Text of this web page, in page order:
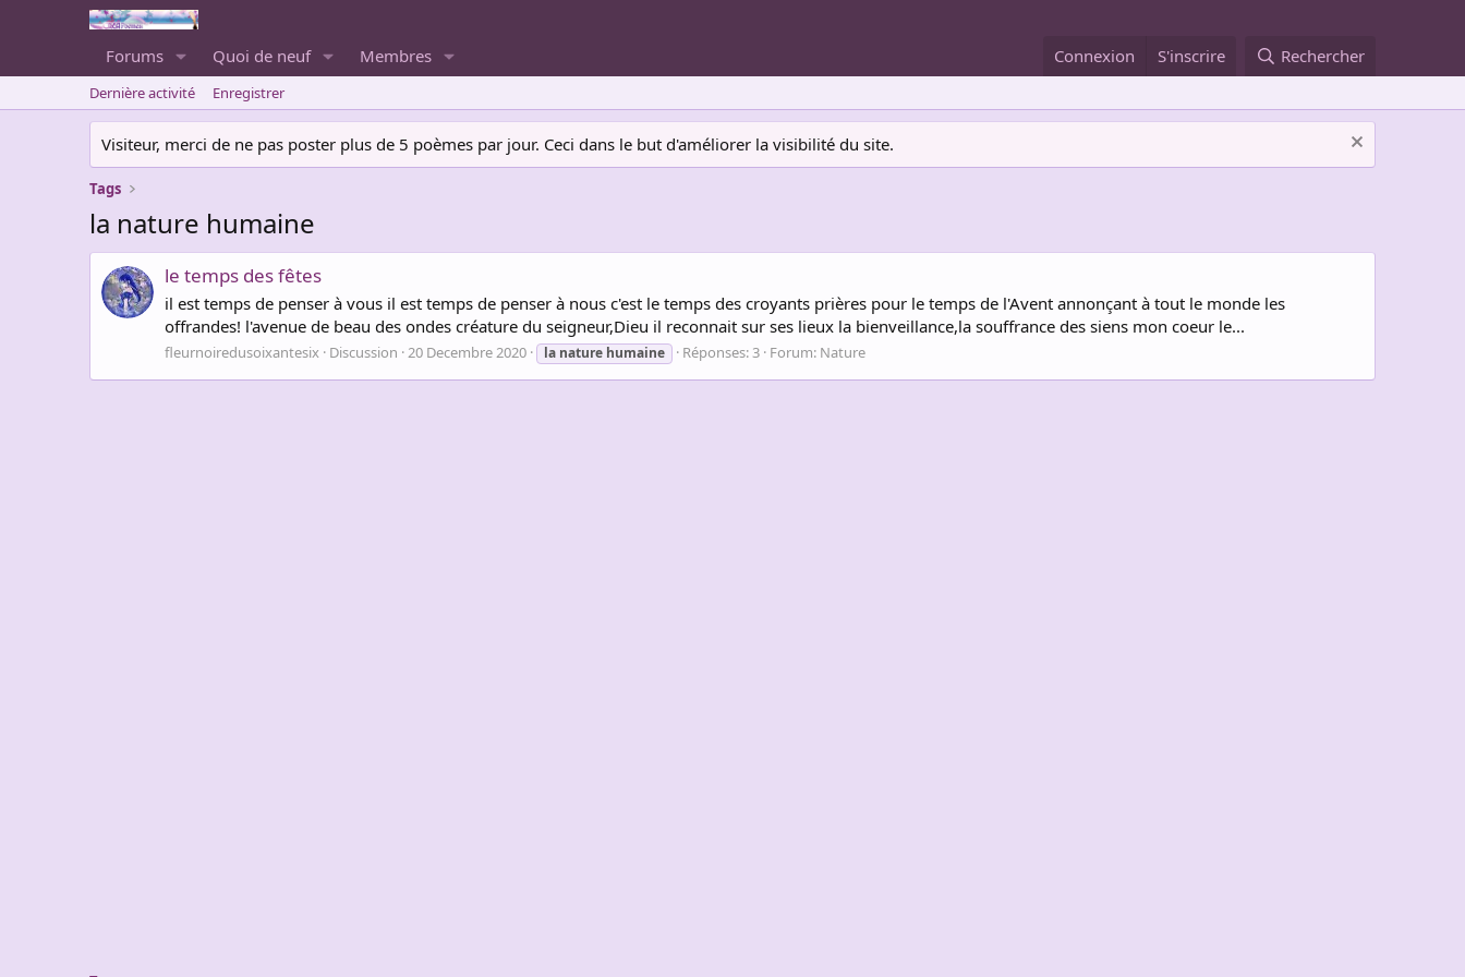
Forums Quoi de neuf Membres Connexion S'inscrire Rechercher
Dernière activité Enregistrer
Visiteur, merci de ne pas poster plus de 5 poèmes par jour. Ceci dans le but d'améliorer la visibilité du site.
Tags
la nature humaine
le temps des fêtes
il est temps de penser à vous il est temps de penser à nous c'est le temps des croyants prières pour le temps de l'Avent annonçant à tout le monde les
offrandes! l'avenue de beau des ondes créature du seigneur,Dieu il reconnait sur ses lieux la bienveillance,la souffrance des siens mon coeur le...
fleurnoiredusoixantesix Discussion 20 Decembre 2020 la nature humaine Réponses: 3 Forum: Nature